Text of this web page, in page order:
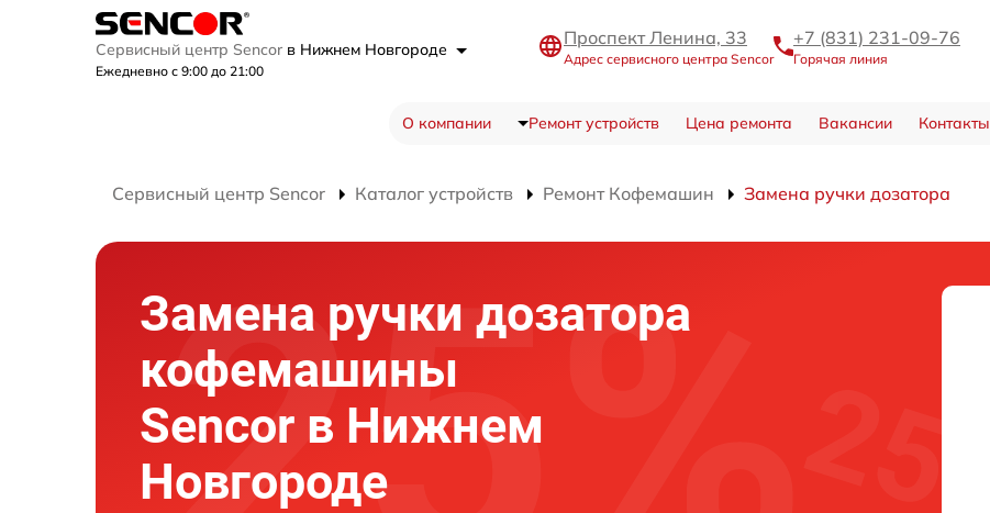
Сервисный центр Sencor в Нижнем Новгороде
Ежедневно с 9:00 до 21:00
Проспект Ленина, 33
Адрес сервисного центра Sencor
+7 (831) 231-09-76
Горячая линия
О компании Ремонт устройств Цена ремонта Вакансии Контакты
Сервисный центр Sencor Каталог устройств Ремонт Кофемашин Замена ручки дозатора
Замена ручки дозатора
кофемашины
Sencor в Нижнем
Новгороде